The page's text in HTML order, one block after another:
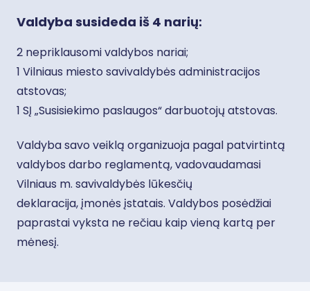
Valdyba susideda iš 4 narių:
2 nepriklausomi valdybos nariai;
1 Vilniaus miesto savivaldybės administracijos
atstovas;
1 SĮ „Susisiekimo paslaugos“ darbuotojų atstovas.
Valdyba savo veiklą organizuoja pagal patvirtintą
valdybos darbo reglamentą, vadovaudamasi
Vilniaus m. savivaldybės lūkesčių
deklaracija, įmonės įstatais. Valdybos posėdžiai
paprastai vyksta ne rečiau kaip vieną kartą per
mėnesį.